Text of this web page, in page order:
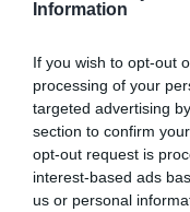
Information
If you wish to opt-out
processing of your
targeted advertising
section to confirm
opt-out request is
interest-based ads
us or personal